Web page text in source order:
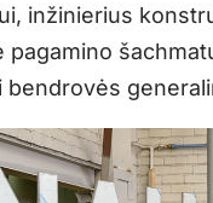
inžinierius
pagamino
bendrovės